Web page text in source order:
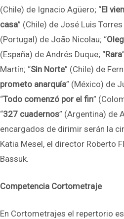
(Chile) de Ignacio Agüero; “El
casa” (Chile) de José Luis Torres
(Portugal) de João Nicolau; “
(España) de Andrés Duque; “Rara
Martín; “Sin Norte” (Chile) de
prometo anarquía” (México) de
“Todo comenzó por el fin”
“327 cuadernos” (Argentina) de
encargados de dirimir serán la
Katia Mesel, el director Roberto
Bassuk.
Competencia Cortometraje
En Cortometrajes el repertorio